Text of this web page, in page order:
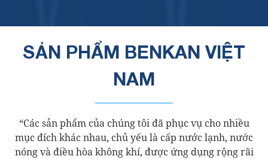
SẢN PHẨM BENKAN VIỆT
NAM
“Các sản phẩm của chúng tôi đã phục vụ cho nhiều
mục đích khác nhau, chủ yếu là cấp nước lạnh, nước
nóng và điều hòa không khí, được ứng dụng rộng rãi